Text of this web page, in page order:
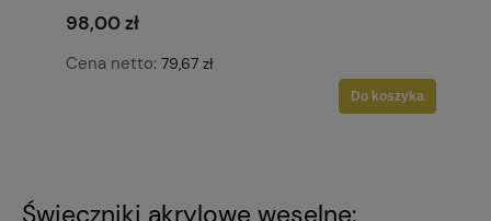
98,00 zł
Cena netto: 79,67 zł
Do koszyka